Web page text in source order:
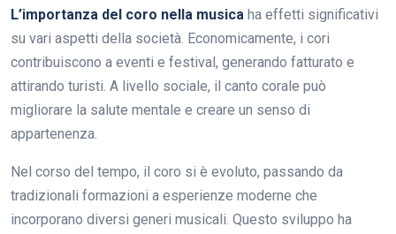
L’importanza del coro nella musica ha effetti significativi
su vari aspetti della società. Economicamente, i cori
contribuiscono a eventi e festival, generando fatturato e
attirando turisti. A livello sociale, il canto corale può
migliorare la salute mentale e creare un senso di
appartenenza.
Nel corso del tempo, il coro si è evoluto, passando da
tradizionali formazioni a esperienze moderne che
incorporano diversi generi musicali. Questo sviluppo ha